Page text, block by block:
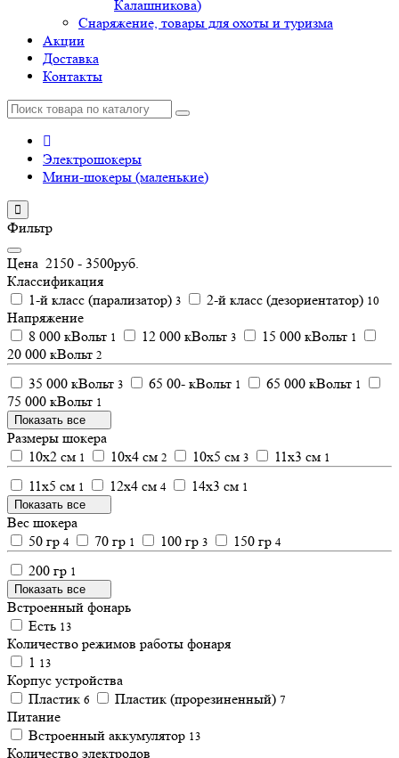
Калашникова)
Снаряжение, товары для охоты и туризма
Акции
Доставка
Контакты
Электрошокеры
Мини-шокеры (маленькие)
Фильтр
Цена 2150 - 3500руб.
Классификация
1-й класс (парализатор) 3 2-й класс (дезориентатор) 10
Напряжение
8 000 кВольт 1 12 000 кВольт 3 15 000 кВольт 1
20 000 кВольт 2
35 000 кВольт 3 65 00- кВольт 1 65 000 кВольт 1
75 000 кВольт 1
Показать все
Размеры шокера
10х2 см 1 10х4 см 2 10х5 см 3 11х3 см 1
11х5 см 1 12х4 см 4 14х3 см 1
Показать все
Вес шокера
50 гр 4 70 гр 1 100 гр 3 150 гр 4
200 гр 1
Показать все
Встроенный фонарь
Есть 13
Количество режимов работы фонаря
1 13
Корпус устройства
Пластик 6 Пластик (прорезиненный) 7
Питание
Встроенный аккумулятор 13
Количество электродов